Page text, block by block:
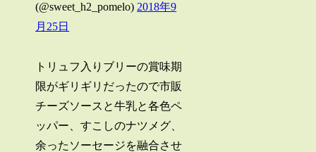
(@sweet_h2_pomelo) 2018年9
月25日
トリュフ入りブリーの賞味期
限がギリギリだったので市販
チーズソースと牛乳と各色ペ
ッパー、すこしのナツメグ、
余ったソーセージを融合させ